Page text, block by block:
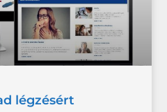
légzésért